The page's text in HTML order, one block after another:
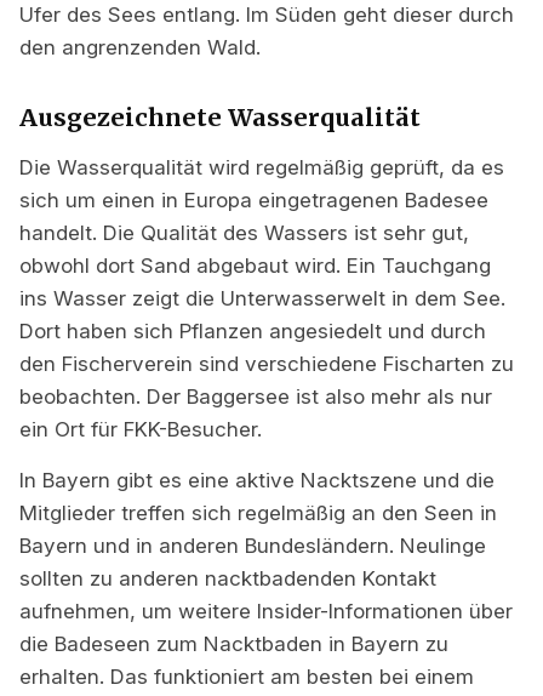
Ufer des Sees entlang. Im Süden geht dieser durch
den angrenzenden Wald.
Ausgezeichnete Wasserqualität
Die Wasserqualität wird regelmäßig geprüft, da es
sich um einen in Europa eingetragenen Badesee
handelt. Die Qualität des Wassers ist sehr gut,
obwohl dort Sand abgebaut wird. Ein Tauchgang
ins Wasser zeigt die Unterwasserwelt in dem See.
Dort haben sich Pflanzen angesiedelt und durch
den Fischerverein sind verschiedene Fischarten zu
beobachten. Der Baggersee ist also mehr als nur
ein Ort für FKK-Besucher.
In Bayern gibt es eine aktive Nacktszene und die
Mitglieder treffen sich regelmäßig an den Seen in
Bayern und in anderen Bundesländern. Neulinge
sollten zu anderen nacktbadenden Kontakt
aufnehmen, um weitere Insider-Informationen über
die Badeseen zum Nacktbaden in Bayern zu
erhalten. Das funktioniert am besten bei einem